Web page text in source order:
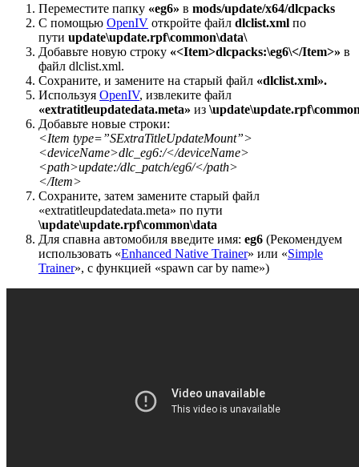
Переместите папку «eg6» в mods/update/x64/dlcpacks
С помощью OpenIV откройте файл dlclist.xml по
пути update\update.rpf\common\data\
Добавьте новую строку «<Item>dlcpacks:\eg6\</Item>» в
файл dlclist.xml.
Сохраните, и замените на старый файл «dlclist.xml».
Используя OpenIV, извлеките файл
«extratitleupdatedata.meta» из
Добавьте новые строки:
<Item type=”SExtraTitleUpdateMount”>
<deviceName>dlc_eg6:/</deviceName>
<path>update:/dlc_patch/eg6/</path>
</Item>
Сохраните, затем замените старый файл
«extratitleupdatedata.meta» по пути
\update\update.rpf\common\data
Для спавна автомобиля введите имя: eg6 (Рекомендуем
использовать «Enhanced Native Trainer» или «Simple
Trainer», с функцией «spawn car by name»)